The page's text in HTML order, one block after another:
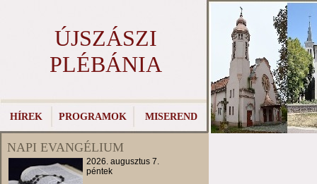
ÚJSZÁSZI
PLÉBÁNIA
HÍREK PROGRAMOK MISEREND
NAPI EVANGÉLIUM
2026. augusztus 7.
péntek